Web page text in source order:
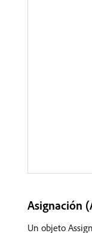
Asignación
Un objeto